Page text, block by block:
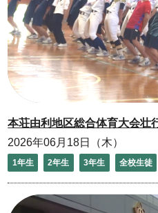
本荘由利地区総合体育大会壮
2026年06月18日（木）
1年生 2年生 3年生 全校生徒